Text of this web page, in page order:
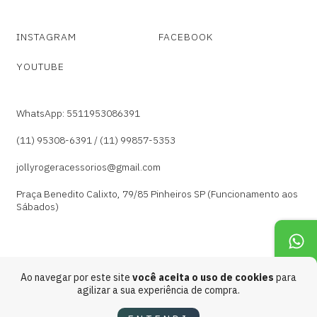
Ao navegar por este site você aceita o uso de cookies para
agilizar a sua experiência de compra.
INSTAGRAM FACEBOOK
YOUTUBE
WhatsApp: 5511953086391
(11) 95308-6391 / (11) 99857-5353
jollyrogeracessorios@gmail.com
Praça Benedito Calixto, 79/85 Pinheiros SP (Funcionamento aos
Sábados)
Copyright Jolly Roger acessórios - 27641313000185 - 2026. Todos os